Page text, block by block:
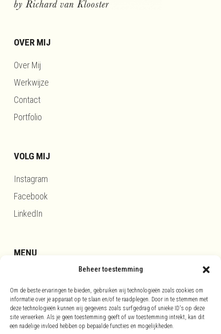
Beheer toestemming
Om de beste ervaringen te bieden, gebruiken wij technologieën zoals cookies om
informatie over je apparaat op te slaan en/of te raadplegen. Door in te stemmen met
deze technologieën kunnen wij gegevens zoals surfgedrag of unieke ID's op deze
site verwerken. Als je geen toestemming geeft of uw toestemming intrekt, kan dit
een nadelige invloed hebben op bepaalde functies en mogelijkheden.
OVER MIJ
Over Mij
Werkwijze
Contact
Portfolio
VOLG MIJ
Instagram
Facebook
LinkedIn
MENU
Disclaimer
Privacy
Cookies